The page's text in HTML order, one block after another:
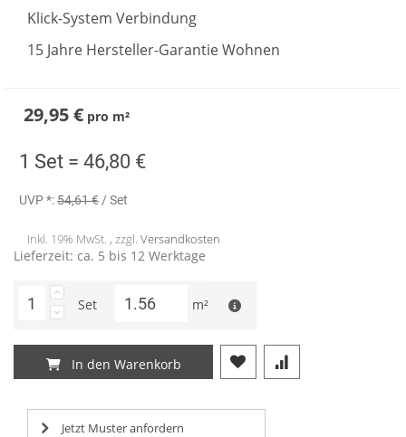
Klick-System Verbindung
15 Jahre Hersteller-Garantie Wohnen
29,95 € pro m²
1 Set = 46,80 €
UVP *:54,61 € / Set
Inkl. 19% MwSt. , zzgl. Versandkosten
Lieferzeit: ca. 5 bis 12 Werktage
Set m²
In den Warenkorb
Jetzt Muster anfordern